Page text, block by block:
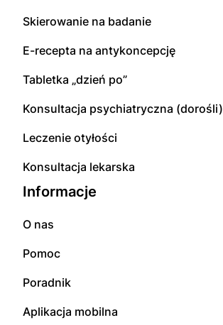
Skierowanie na badanie
E-recepta na antykoncepcję
Tabletka „dzień po”
Konsultacja psychiatryczna (dorośli)
Leczenie otyłości
Konsultacja lekarska
Informacje
O nas
Pomoc
Poradnik
Aplikacja mobilna